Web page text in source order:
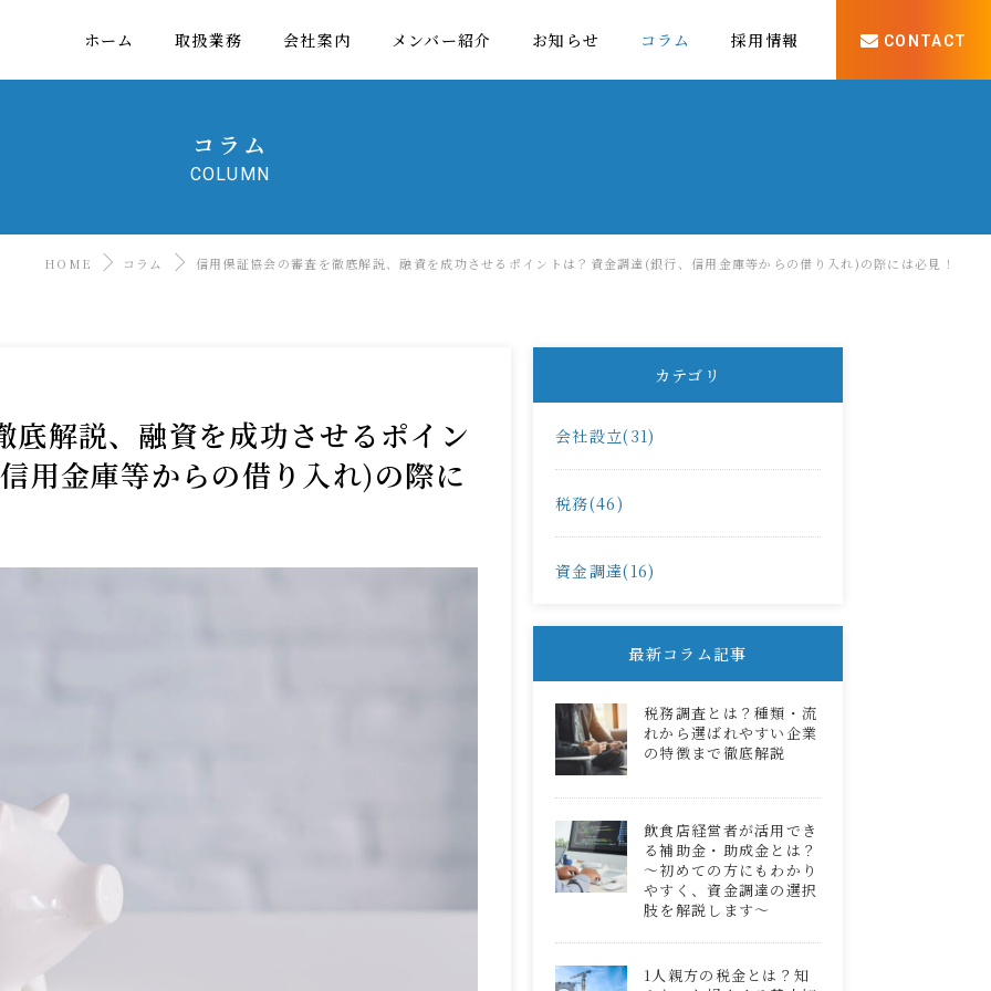
ホーム 取扱業務 会社案内 メンバー紹介 お知らせ コラム 採用情報 CONTACT
コラム
COLUMN
HOME コラム 信用保証協会の審査を徹底解説、融資を成功させるポイントは？資金調達(銀行、信用金庫等からの借り入れ)の際には必見！
底解説、融資を成功させるポイン
用金庫等からの借り入れ)の際に
カテゴリ
会社設立(31)
税務(46)
資金調達(16)
最新コラム記事
税務調査とは？種類・流
れから選ばれやすい企業
の特徴まで徹底解説
飲食店経営者が活用でき
る補助金・助成金とは？
～初めての方にもわかり
やすく、資金調達の選択
肢を解説します～
1人親方の税金とは？知